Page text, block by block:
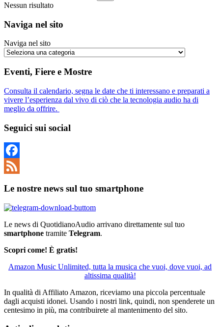
Nessun risultato
Naviga nel sito
Naviga nel sito
Eventi, Fiere e Mostre
Consulta il calendario, segna le date che ti interessano e preparati a
vivere l’esperienza dal vivo di ciò che la tecnologia audio ha di
meglio da offrire.
Seguici sui social
Facebook
Le nostre news sul tuo smartphone
Le news di QuotidianoAudio arrivano direttamente sul tuo
smartphone tramite Telegram.
Scopri come! È gratis!
Amazon Music Unlimited, tutta la musica che vuoi, dove vuoi, ad
altissima qualità!
In qualità di Affiliato Amazon, riceviamo una piccola percentuale
dagli acquisti idonei. Usando i nostri link, quindi, non spenderete un
centesimo in più, ma contribuirete al mantenimento del sito.